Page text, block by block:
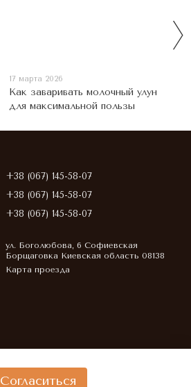
17 марта 2026
Как заваривать молочный улун
для максимальной пользы
+38 (067) 145-58-07
+38 (067) 145-58-07
+38 (067) 145-58-07
ул. Боголюбова, 6 Софиевская
Борщаговка Киевская область 08138
Карта проезда
Согласиться